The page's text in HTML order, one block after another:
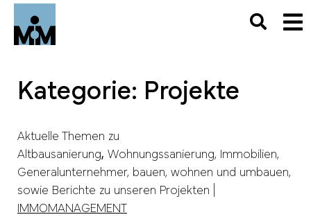
Kategorie: Projekte
Aktuelle Themen zu
Altbausanierung, Wohnungssanierung, Immobilien,
Generalunternehmer, bauen, wohnen und umbauen,
sowie Berichte zu unseren Projekten |
IMMOMANAGEMENT